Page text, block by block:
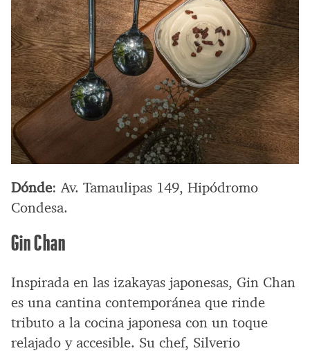
Dónde: Av. Tamaulipas 149, Hipódromo
Condesa.
Gin Chan
Inspirada en las izakayas japonesas, Gin Chan
es una cantina contemporánea que rinde
tributo a la cocina japonesa con un toque
relajado y accesible. Su chef, Silverio